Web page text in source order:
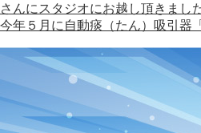
さんにスタジオにお越し頂きまし
今年５月に自動痰（たん）吸引器